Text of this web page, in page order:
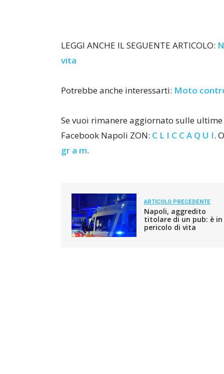
LEGGI ANCHE IL SEGUENTE ARTICOLO:
vita
Potrebbe anche interessarti: Moto
Se vuoi rimanere aggiornato sulle
Facebook Napoli ZON: C L I C C A Q U I.
gr a m.
ARTICOLO PRECEDENTE
Napoli, aggredito
titolare di un pub: è in
pericolo di vita